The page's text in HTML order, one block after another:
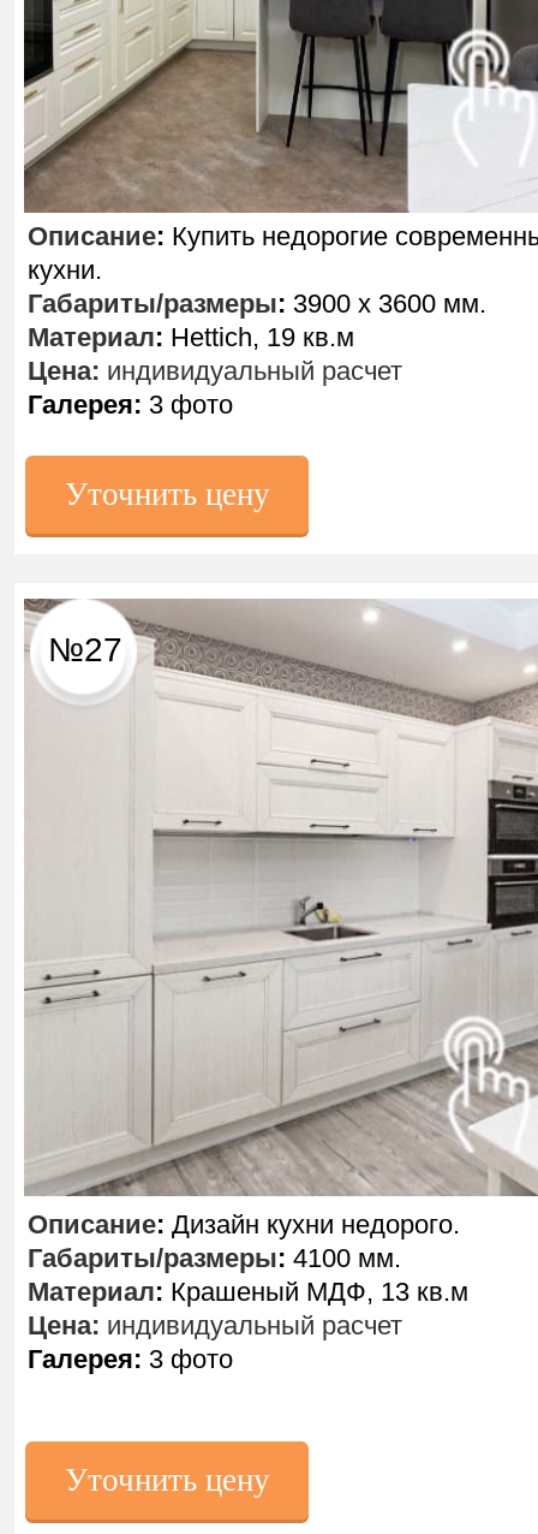
Описание: Купить недорогие
кухни.
Габариты/размеры: 3900 х 3600 мм.
Материал: Hettich, 19 кв.м
Цена: индивидуальный расчет
Галерея: 3 фото
Описание: Дизайн кухни недорого.
Габариты/размеры: 4100 мм.
Материал: Крашеный МДФ, 13 кв.м
Цена: индивидуальный расчет
Галерея: 3 фото
№27
Уточнить цену
Уточнить цену